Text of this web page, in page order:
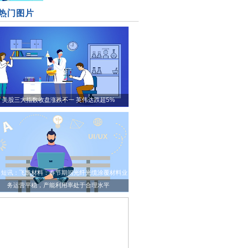
门图片
美股三大指数收盘涨跌不一 英伟达跌超5%
讯：飞凯材料：春节期间光纤光缆涂覆材料业
务运营平稳，产能利用率处于合理水平